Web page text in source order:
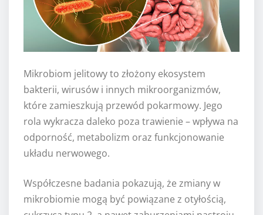
Mikrobiom jelitowy to złożony ekosystem
bakterii, wirusów i innych mikroorganizmów,
które zamieszkują przewód pokarmowy. Jego
rola wykracza daleko poza trawienie – wpływa na
odporność, metabolizm oraz funkcjonowanie
układu nerwowego.
Współczesne badania pokazują, że zmiany w
mikrobiomie mogą być powiązane z otyłością,